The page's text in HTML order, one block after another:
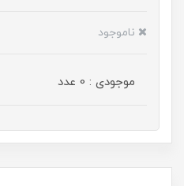
ناموجود
موجودی : 0 عدد